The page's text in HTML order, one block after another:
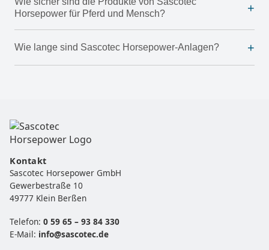
Horsepower für Pferd und Mensch?
+
Wie lange sind Sascotec Horsepower-Anlagen? +
Kontakt
Sascotec Horsepower GmbH
Gewerbestraße 10
49777 Klein Berßen
Telefon: 0 59 65 – 93 84 330
E-Mail: info@sascotec.de